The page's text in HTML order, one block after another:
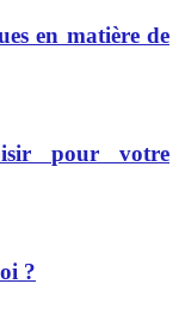
en matière de
pour votre
?